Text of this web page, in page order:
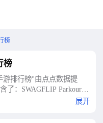
榜
榜
游排行榜"由点点数据提
了：SWAGFLIP Parkour
池 种族 2026、跳棋 - 单机
展开